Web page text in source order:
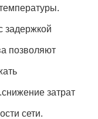
задержкой
позволяют
затрат
сети.